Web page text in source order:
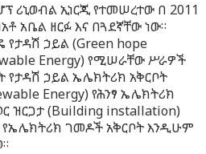
ሪኒወብል ኢነርጂ የተመሠረተው በ 2011
አቤል ዘርፉ እና በጓደኛቸው ነው።
የታዳሽ ኃይል (Green hope
Energy) የሚሠራቸው ሥራዎች
የታዳሽ ኃይል ኤሌክትሪክ አቅርቦት
Energy) የሕንፃ ኤሌክትሪክ
ዝርጋታ (Building installation)
የኤሌክትሪክ ገመዶች አቅርቦት እንዲሁም